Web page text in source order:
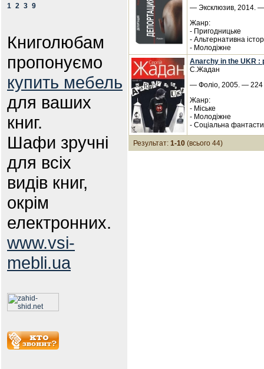
1 2 3 9
Книголюбам
пропонуємо
купить мебель
для ваших
книг.
Шафи зручні
для всіх
видів книг,
окрім
електронних.
www.vsi-
mebli.ua
— Эксклюзив, 2014.
Жанр:
- Пригодницьке
- Альтернативна
- Молодіжне
Anarchy in the UKR :
С.Жадан
— Фоліо, 2005. — 224
Жанр:
- Міське
- Молодіжне
- Соціальна
Результат: 1-10 (всього 44)